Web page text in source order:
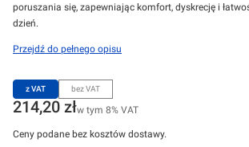
poruszania się, zapewniając komfort, dyskrecję i
dzień.
Przejdź do pełnego opisu
z VAT bez VAT
Cena
214,20 złw tym 8% VAT
w tym 8% VAT
Ceny podane bez kosztów dostawy.